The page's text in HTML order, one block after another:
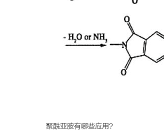
聚酰亚胺有哪些应用？